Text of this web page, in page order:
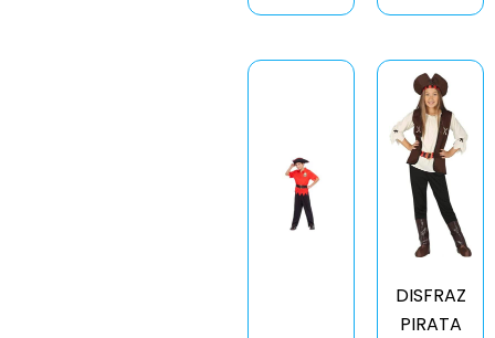
DISFRAZ
PIRATA